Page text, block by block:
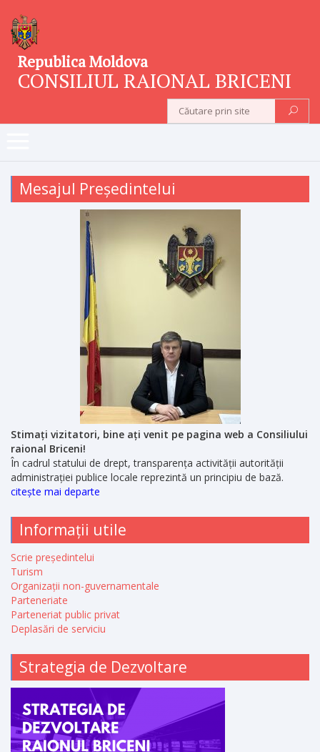
Republica Moldova
CONSILIUL RAIONAL BRICENI
Mesajul Președintelui
Stimați vizitatori, bine ați venit pe pagina web a Consiliului
raional Briceni!
În cadrul statului de drept, transparența activității autorității
administrației publice locale reprezintă un principiu de bază.
citește mai departe
Informații utile
Scrie președintelui
Turism
Organizații non-guvernamentale
Parteneriate
Parteneriat public privat
Deplasări de serviciu
Strategia de Dezvoltare